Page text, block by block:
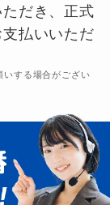
だき、正式
払いいただ
する場合がござい